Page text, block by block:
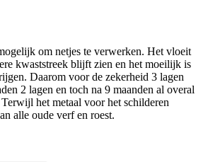
om netjes te verwerken. Het vloeit
kwaststreek blijft zien en het moeilijk is
Daarom voor de zekerheid 3 lagen
2 lagen en toch na 9 maanden al overal
het metaal voor het schilderen
alle oude verf en roest.